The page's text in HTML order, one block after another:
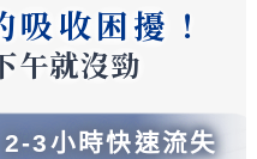
收困擾！
午就沒勁
2-3小時快速流失